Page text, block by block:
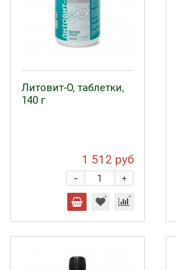
Литовит-О, таблетки,
140 г
1 512 руб
+
-